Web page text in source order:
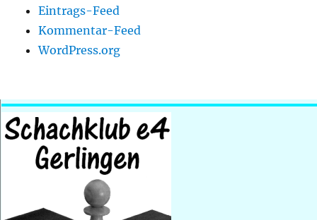
Eintrags-Feed
Kommentar-Feed
WordPress.org